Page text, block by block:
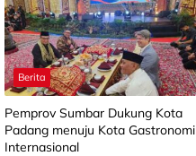
Berita
Pemprov Sumbar Dukung Kota
Padang menuju Kota Gastronomi
Internasional